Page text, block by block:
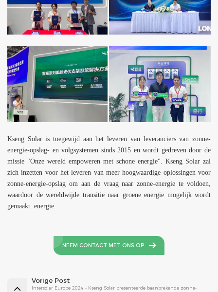
Kseng Solar is toegewijd aan het leveren van leveranciers van zonne-
energie-opslag- en volgsystemen sinds 2015 en wordt gedreven door de
missie "Onze wereld empoweren met schone energie". Kseng Solar zal
zich inzetten voor het leveren van meer hoogwaardige oplossingen voor
zonne-energie-opslag om aan de vraag naar zonne-energie te voldoen,
waardoor de wereldwijde transitie naar groene energie mogelijk wordt
gemaakt. energie.
NEEM CONTACT MET ONS OP
Vorige Post
Intersolar Europe 2024 - Kseng Solar presenteerde baanbrekende zonne-